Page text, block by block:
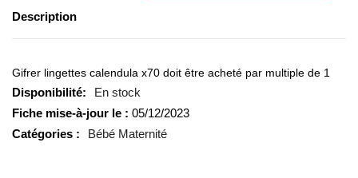
Description
Gifrer lingettes calendula x70 doit être acheté par multiple de 1
En stock
Fiche mise-à-jour le : 05/12/2023
Catégories :
Bébé Maternité